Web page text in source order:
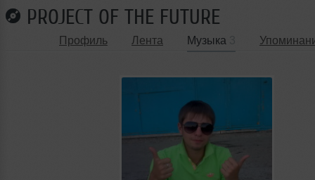
PROJECT OF THE FUTURE
Профиль Лента Музыка